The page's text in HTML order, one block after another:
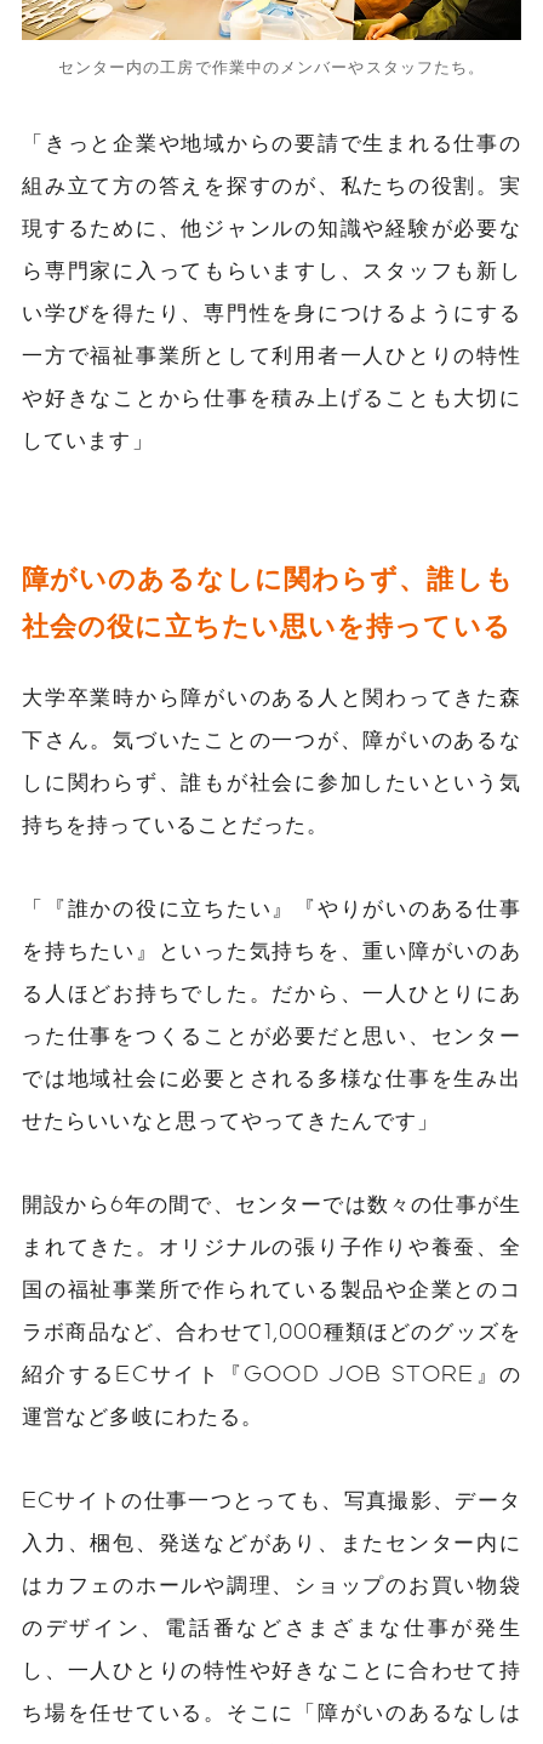
センター内の工房で作業中のメンバーやスタッフたち。
「きっと企業や地域からの要請で生まれる仕事の
組み立て方の答えを探すのが、私たちの役割。実
現するために、他ジャンルの知識や経験が必要な
ら専門家に入ってもらいますし、スタッフも新し
い学びを得たり、専門性を身につけるようにする
一方で福祉事業所として利用者一人ひとりの特性
や好きなことから仕事を積み上げることも大切に
しています」
障がいのあるなしに関わらず、誰しも
社会の役に立ちたい思いを持っている
大学卒業時から障がいのある人と関わってきた森
下さん。気づいたことの一つが、障がいのあるな
しに関わらず、誰もが社会に参加したいという気
持ちを持っていることだった。
「『誰かの役に立ちたい』『やりがいのある仕事
を持ちたい』といった気持ちを、重い障がいのあ
る人ほどお持ちでした。だから、一人ひとりにあ
った仕事をつくることが必要だと思い、センター
では地域社会に必要とされる多様な仕事を生み出
せたらいいなと思ってやってきたんです」
開設から6年の間で、センターでは数々の仕事が生
まれてきた。オリジナルの張り子作りや養蚕、全
国の福祉事業所で作られている製品や企業とのコ
ラボ商品など、合わせて1,000種類ほどのグッズを
紹介するECサイト『GOOD JOB STORE』の
運営など多岐にわたる。
ECサイトの仕事一つとっても、写真撮影、データ
入力、梱包、発送などがあり、またセンター内に
はカフェのホールや調理、ショップのお買い物袋
のデザイン、電話番などさまざまな仕事が発生
し、一人ひとりの特性や好きなことに合わせて持
ち場を任せている。そこに「障がいのあるなしは